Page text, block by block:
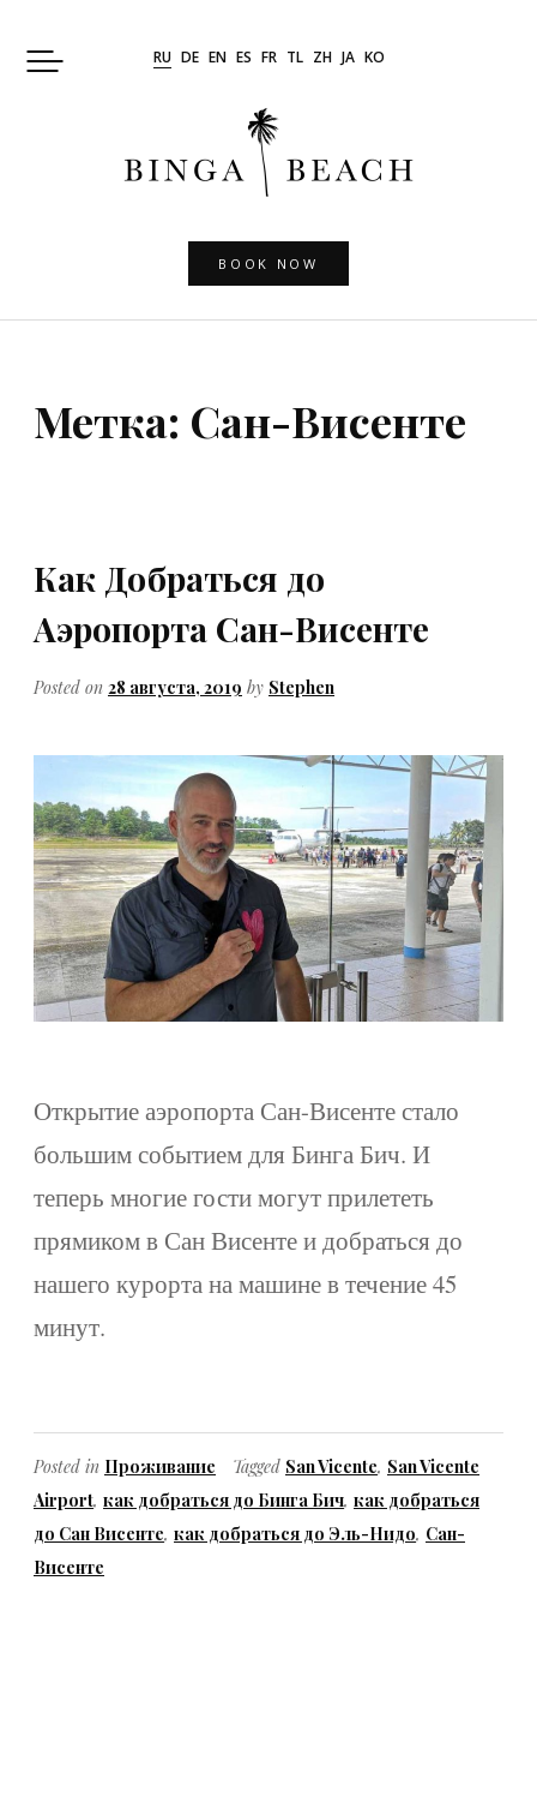
RU DE EN ES FR TL ZH JA KO
BOOK NOW
Метка: Сан-Висенте
Как Добраться до
Аэропорта Сан-Висенте
Posted on 28 августа, 2019 by Stephen
Открытие аэропорта Сан-Висенте стало
большим событием для Бинга Бич. И
теперь многие гости могут прилететь
прямиком в Сан Висенте и добраться до
нашего курорта на машине в течение 45
минут.
Posted in Проживание Tagged San Vicente, San Vicente
Airport, как добраться до Бинга Бич, как добраться
до Сан Висенте, как добраться до Эль-Нидо, Сан-
Висенте